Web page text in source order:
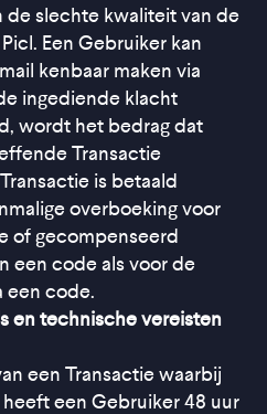
de slechte kwaliteit van de
Een Gebruiker kan
kenbaar maken via
ingediende klacht
wordt het bedrag dat
Transactie
is betaald
overboeking voor
of gecompenseerd
een code als voor de
een code.
en technische vereisten
een Transactie waarbij
een Gebruiker 48 uur